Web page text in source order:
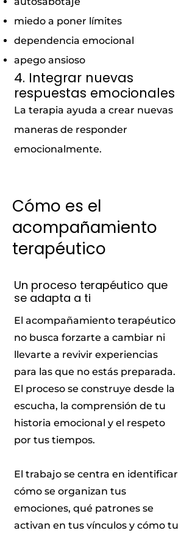
miedo a poner límites
dependencia emocional
apego ansioso
4. Integrar nuevas
respuestas emocionales
La terapia ayuda a crear nuevas
maneras de responder
emocionalmente.
Cómo es el
acompañamiento
terapéutico
Un proceso terapéutico que
se adapta a ti
El acompañamiento terapéutico
no busca forzarte a cambiar ni
llevarte a revivir experiencias
para las que no estás preparada.
El proceso se construye desde la
escucha, la comprensión de tu
historia emocional y el respeto
por tus tiempos.
El trabajo se centra en identificar
cómo se organizan tus
emociones, qué patrones se
activan en tus vínculos y cómo tu